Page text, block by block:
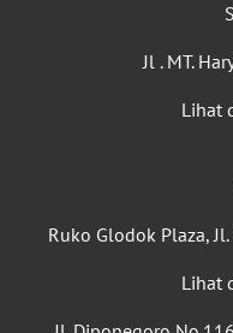
Jl . MT.
Lihat
Ruko Glodok Plaza,
Lihat